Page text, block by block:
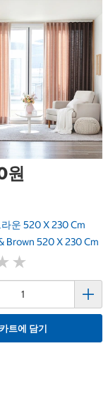
원
운 520 X 230 Cm
Brown 520 X 230 Cm
★
★
트에 담기